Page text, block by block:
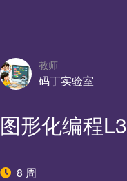
教师
码丁实验室
图形化编程L3
8 周